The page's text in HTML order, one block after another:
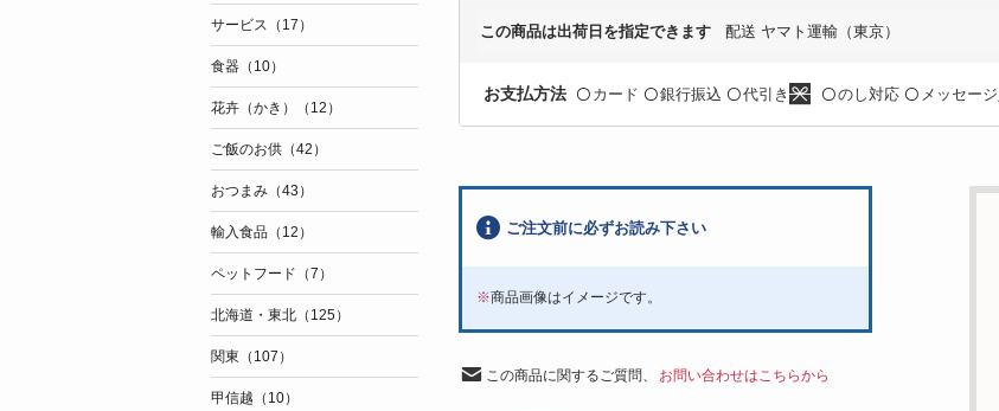
この商品は出荷日を指定できます 配送 ヤマト運輸（東京）
お支払方法 〇 カード 〇銀行振込 〇代引き 〇のし対応 〇 メッセー
ご注文前に必ずお読み下さい
※商品画像はイメージです。
この商品に関するご質問、 お問い合わせはこちらから
サービス（17）
食器（10）
花卉（かき）（12）
ご飯のお供（42）
おつまみ（43）
輸入食品（12）
ペットフード（7）
北海道・東北（125）
関東（107）
甲信越（10）